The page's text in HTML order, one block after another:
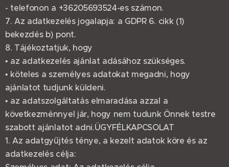
- telefonon a +36205693524-es számon.
7. Az adatkezelés jogalapja: a GDPR 6. cikk (1)
bekezdés b) pont.
8. Tájékoztatjuk, hogy
• az adatkezelés ajánlat adásához szükséges.
• köteles a személyes adatokat megadni, hogy
ajánlatot tudjunk küldeni.
• az adatszolgáltatás elmaradása azzal a
következménnyel jár, hogy nem tudunk Önnek testre
szabott ajánlatot adni.ÜGYFÉLKAPCSOLAT
1. Az adatgyűjtés ténye, a kezelt adatok köre és az
adatkezelés célja: